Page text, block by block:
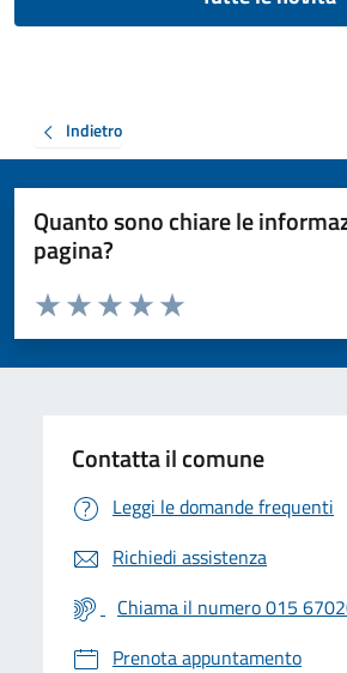
Indietro
Quanto sono chiare le
pagina?
Valuta da 1 a 5 stelle la pagina
Valuta 5 stelle su 5
Valuta 4 stelle su 5
Valuta 3 stelle su 5
Valuta 2 stelle su 5
Valuta 1 stelle su 5
Contatta il comune
Leggi le domande frequenti
Richiedi assistenza
Chiama il numero 015
Prenota appuntamento